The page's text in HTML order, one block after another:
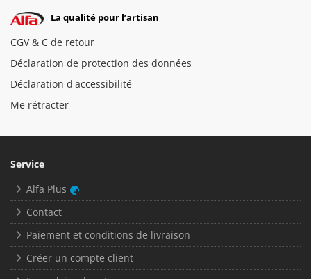
La qualité pour l’artisan
CGV & C de retour
Déclaration de protection des données
Déclaration d'accessibilité
Me rétracter
Service
Alfa Plus
Contact
Paiement et conditions de livraison
Créer un compte client